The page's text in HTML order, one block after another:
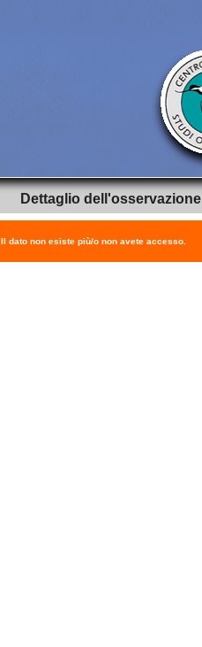
Dettaglio dell'osservazione
Il dato non esiste più/o non avete accesso.